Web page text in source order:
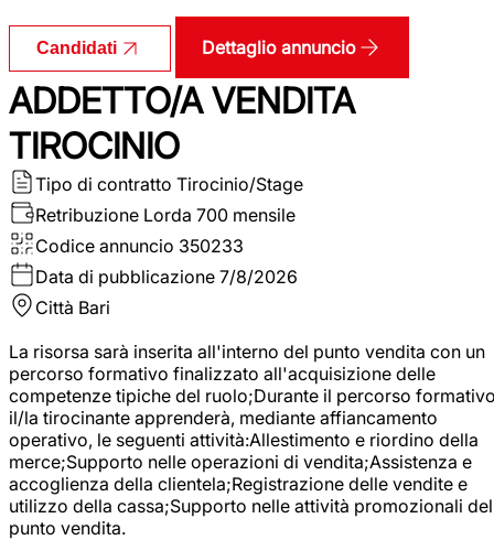
Candidati Dettaglio annuncio
ADDETTO/A VENDITA
TIROCINIO
Tipo di contratto Tirocinio/Stage
Retribuzione Lorda 700 mensile
Codice annuncio 350233
Data di pubblicazione 7/8/2026
Città Bari
La risorsa sarà inserita all'interno del punto vendita con un
percorso formativo finalizzato all'acquisizione delle
competenze tipiche del ruolo;Durante il percorso
il/la tirocinante apprenderà, mediante affiancamento
operativo, le seguenti attività:Allestimento e riordino della
merce;Supporto nelle operazioni di vendita;Assistenza e
accoglienza della clientela;Registrazione delle vendite e
utilizzo della cassa;Supporto nelle attività promozionali del
punto vendita.